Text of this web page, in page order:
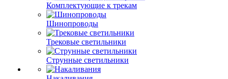
Комплектующие к трекам
Шинопроводы
Трековые светильники
Струнные светильники